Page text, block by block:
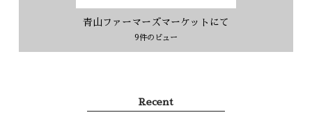
青山ファーマーズマーケットにて
9件のビュー
Recent